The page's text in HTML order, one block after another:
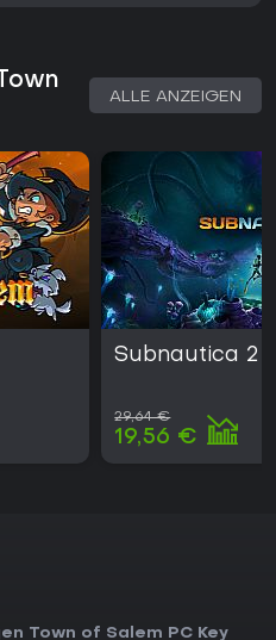
ALLE ANZEIGEN
Subnautica 2
29,64 €
19,56 €
Town of Salem PC Key